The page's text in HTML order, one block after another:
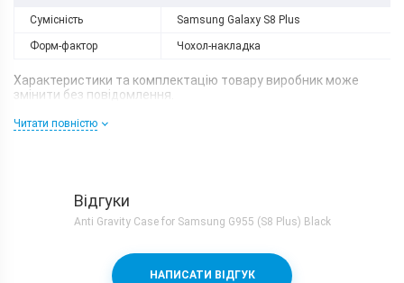
Сумісність Samsung Galaxy S8 Plus
Форм-фактор Чохол-накладка
Характеристики та комплектацію товару виробник може
змінити без повідомлення.
Читати повністю
Відгуки
Anti Gravity Case for Samsung G955 (S8 Plus) Black
НАПИСАТИ ВІДГУК